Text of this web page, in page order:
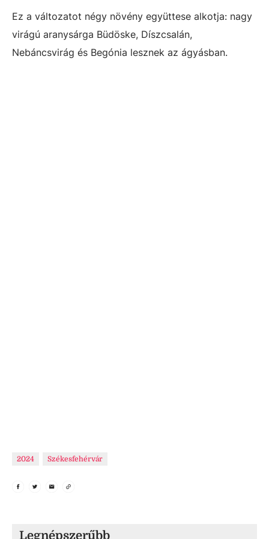
Ez a változatot négy növény együttese alkotja: nagy
virágú aranysárga Büdöske, Díszcsalán,
Nebáncsvirág és Begónia lesznek az ágyásban.
2024 Székesfehérvár
Legnépszerűbb